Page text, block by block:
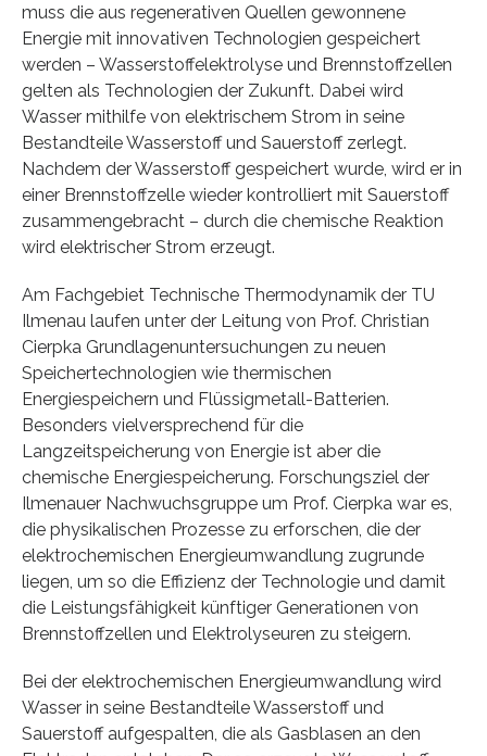
muss die aus regenerativen Quellen gewonnene
Energie mit innovativen Technologien gespeichert
werden – Wasserstoffelektrolyse und Brennstoffzellen
gelten als Technologien der Zukunft. Dabei wird
Wasser mithilfe von elektrischem Strom in seine
Bestandteile Wasserstoff und Sauerstoff zerlegt.
Nachdem der Wasserstoff gespeichert wurde, wird er in
einer Brennstoffzelle wieder kontrolliert mit Sauerstoff
zusammengebracht – durch die chemische Reaktion
wird elektrischer Strom erzeugt.
Am Fachgebiet Technische Thermodynamik der TU
Ilmenau laufen unter der Leitung von Prof. Christian
Cierpka Grundlagenuntersuchungen zu neuen
Speichertechnologien wie thermischen
Energiespeichern und Flüssigmetall-Batterien.
Besonders vielversprechend für die
Langzeitspeicherung von Energie ist aber die
chemische Energiespeicherung. Forschungsziel der
Ilmenauer Nachwuchsgruppe um Prof. Cierpka war es,
die physikalischen Prozesse zu erforschen, die der
elektrochemischen Energieumwandlung zugrunde
liegen, um so die Effizienz der Technologie und damit
die Leistungsfähigkeit künftiger Generationen von
Brennstoffzellen und Elektrolyseuren zu steigern.
Bei der elektrochemischen Energieumwandlung wird
Wasser in seine Bestandteile Wasserstoff und
Sauerstoff aufgespalten, die als Gasblasen an den